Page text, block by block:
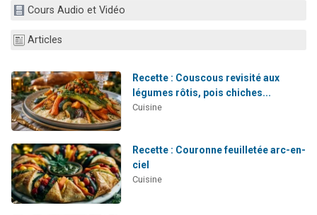
Il reste 49 places pour étudier en groupe sur Zoom
Eva vient de donner son Maasser
Cours Audio et Vidéo
Articles
Recette : Couscous revisité aux
légumes rôtis, pois chiches...
Cuisine
Recette : Couronne feuilletée arc-en-
ciel
Cuisine